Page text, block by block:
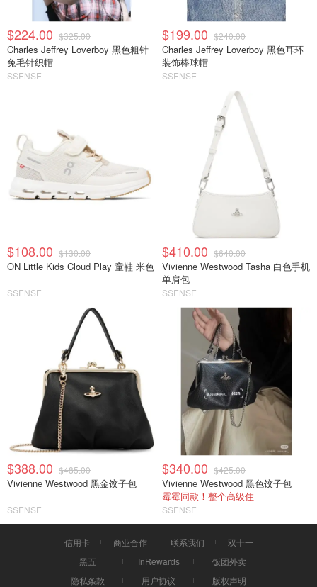
$224.00 $325.00
Charles Jeffrey Loverboy 黑色粗针
兔毛针织帽
SSENSE
$199.00 $240.00
Charles Jeffrey Loverboy 黑色耳环
装饰棒球帽
SSENSE
$108.00 $130.00
ON Little Kids Cloud Play 童鞋 米色
SSENSE
$410.00 $640.00
Vivienne Westwood Tasha 白色手机
单肩包
SSENSE
$388.00 $485.00
Vivienne Westwood 黑金饺子包
SSENSE
$340.00 $425.00
Vivienne Westwood 黑色饺子包
霉霉同款！整个高级住
SSENSE
信用卡 商业合作 联系我们
双十一
黑五
InRewards
饭团外卖
隐私条款
用户协议 版权声明